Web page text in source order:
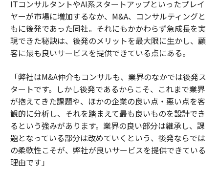
ITコンサルタントやAI系スタートアップといったプレイ
ヤーが市場に増加するなか、M&A、コンサルティングと
もに後発であった同社。それにもかかわらず急成長を実
現できた秘訣は、後発のメリットを最大限に生かし、顧
客に最も良いサービスを提供できている点にある。
「弊社はM&A仲介もコンサルも、業界のなかでは後発ス
タートです。しかし後発であるからこそ、これまで業界
が抱えてきた課題や、ほかの企業の良い点・悪い点を客
観的に分析し、それを踏まえて最も良いものを設計でき
るという強みがあります。業界の良い部分は継承し、課
題となっている部分は改めていくという、後発ならでは
の柔軟性こそが、弊社が良いサービスを提供できている
理由です」